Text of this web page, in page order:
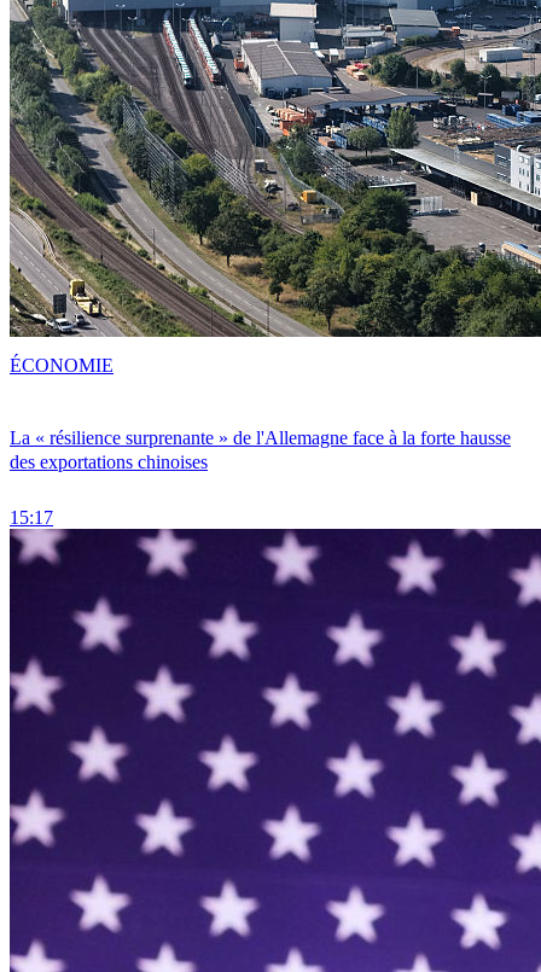
La « résilience surprenante » de l'Allemagne face à la forte hausse
des exportations chinoises
15:17
ÉCONOMIE